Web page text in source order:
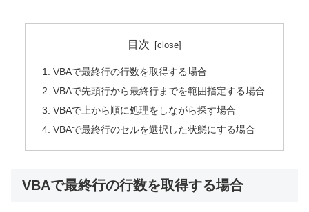
目次
VBAで最終行の行数を取得する場合
VBAで先頭行から最終行までを範囲指定する場合
VBAで上から順に処理をしながら探す場合
VBAで最終行のセルを選択した状態にする場合
VBAで最終行の行数を取得する場合